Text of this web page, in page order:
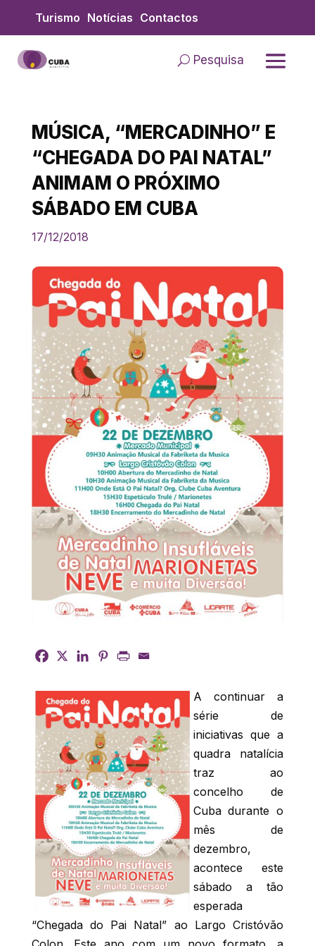
content
Turismo Notícias Contactos
Pesquisa
MÚSICA, “MERCADINHO” E
“CHEGADA DO PAI NATAL”
ANIMAM O PRÓXIMO
SÁBADO EM CUBA
17/12/2018
A continuar a
série de
iniciativas que a
quadra natalícia
traz ao
concelho de
Cuba durante o
mês de
dezembro,
acontece este
sábado a tão
esperada
“Chegada do Pai Natal” ao Largo Cristóvão